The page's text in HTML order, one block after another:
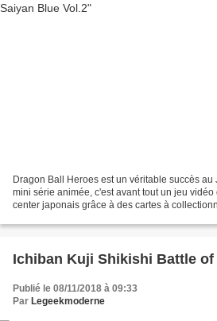
Dragon Ball Heroes est un véritable succès au
mini série animée, c'est avant tout un jeu
center japonais grâce à des cartes à
Ichiban Kuji Shikishi Battle of
Publié le 08/11/2018 à 09:33
Par Legeekmoderne